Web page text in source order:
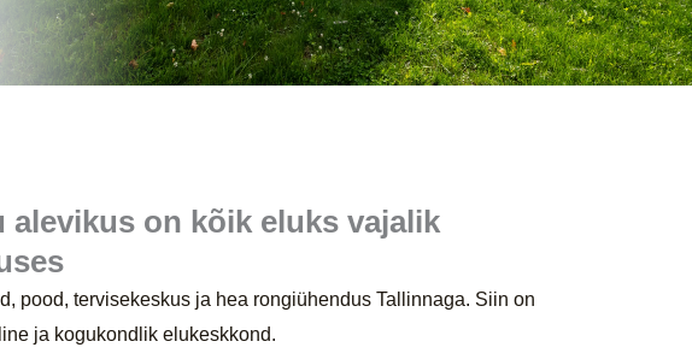
alevikus on kõik eluks vajalik
pood, tervisekeskus ja hea rongiühendus Tallinnaga. Siin on
ja kogukondlik elukeskkond.